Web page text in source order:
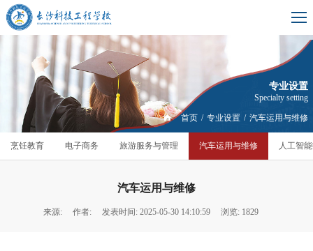
专业设置
Specialty setting
首页 / 专业设置 / 汽车运用与维修
烹饪教育 电子商务 旅游服务与管理 汽车运用与维修 人工智
汽车运用与维修
来源: 作者: 发表时间: 2025-05-30 14:10:59 浏览: 1829